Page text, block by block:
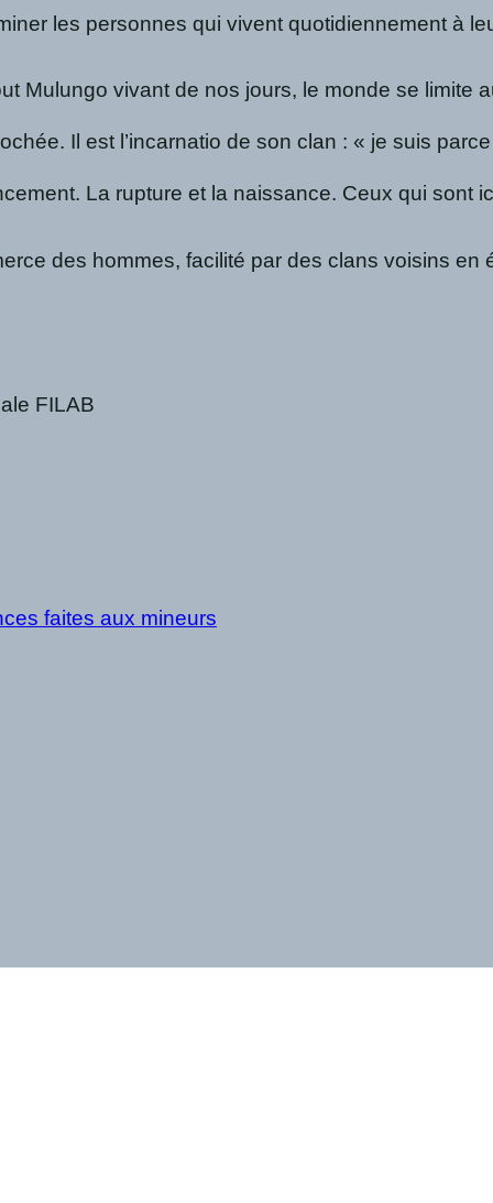
les personnes qui vivent quotidiennement
Mulungo vivant de nos jours, le monde se
Il est l’incarnatio de son clan : « je suis
La rupture et la naissance. Ceux qui
des hommes, facilité par des clans voisins
FILAB